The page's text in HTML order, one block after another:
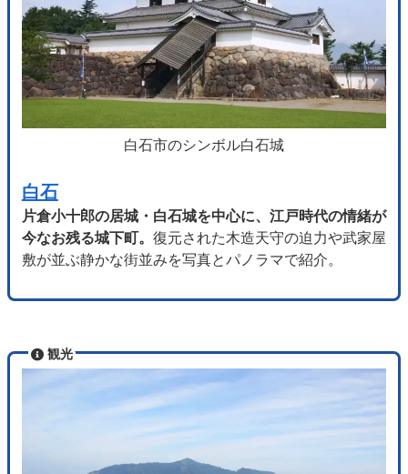
白石市のシンボル白石城
白石
片倉小十郎の居城・白石城を中心に、江戸時代の情緒が
今なお残る城下町。 復元された木造天守の迫力や武家屋
敷が並ぶ静かな街並みを写真とパノラマで紹介。
観光